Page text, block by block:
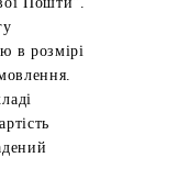
в розмірі